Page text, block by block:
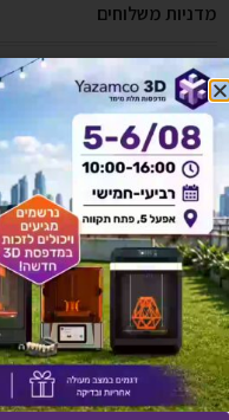
מדניות משלוחים
יש לך שאלה על
לחץ כאן ונציגנו
אולי